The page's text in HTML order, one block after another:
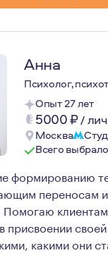
Анна
Психолог,
Опыт 27 лет
5000₽/
Москва
Всего
формированию
переносам и
клиентам
присвоении
какими они